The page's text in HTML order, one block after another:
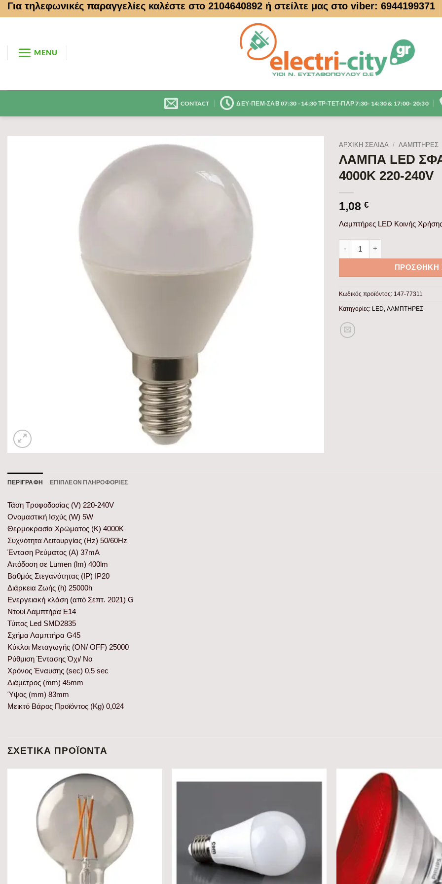
Μετάβαση
στο
Για τηλεφωνικές παραγγελίες καλέστε στο 2104640892 ή στείλτε μας στο viber: 6944199371
MENU
CONTACT ΔΕΥ-ΠΕΜ-ΣΑΒ 07:30 - 14:30 ΤΡ-ΤΕΤ-ΠΑΡ 7:30- 14:30 & 17:00- 20:30
ΑΡΧΙΚΉ ΣΕΛΊΔΑ / ΛΑΜΠΤΗΡΕΣ
ΛΑΜΠΑ LED
4000K 220-240V
1,08 €
Λαμπτήρες LED Κοινής
ΛΑΜΠΑ LED ΣΦΑΙΡΙΚΗ 5W Ε14
ΠΡΟΣΘΉΚΗ
Κωδικός προϊόντος: 147-77311
Κατηγορίες: LED, ΛΑΜΠΤΗΡΕΣ
ΠΕΡΙΓΡΑΦΉ ΕΠΙΠΛΈΟΝ ΠΛΗΡΟΦΟΡΊΕΣ
Τάση Τροφοδοσίας (V) 220-240V
Ονομαστική Ισχύς (W) 5W
Θερμοκρασία Χρώματος (K) 4000K
Συχνότητα Λειτουργίας (Hz) 50/60Hz
Ένταση Ρεύματος (Α) 37mA
Απόδοση σε Lumen (lm) 400lm
Βαθμός Στεγανότητας (IP) IP20
Διάρκεια Ζωής (h) 25000h
Ενεργειακή κλάση (από Σεπτ. 2021) G
Ντουί Λαμπτήρα E14
Τύπος Led SMD2835
Σχήμα Λαμπτήρα G45
Κύκλοι Μεταγωγής (ON/ OFF) 25000
Ρύθμιση Έντασης Όχι/ No
Χρόνος Έναυσης (sec) 0,5 sec
Διάμετρος (mm) 45mm
Ύψος (mm) 83mm
Μεικτό Βάρος Προϊόντος (Kg) 0,024
ΣΧΕΤΙΚΆ ΠΡΟΪΌΝΤΑ